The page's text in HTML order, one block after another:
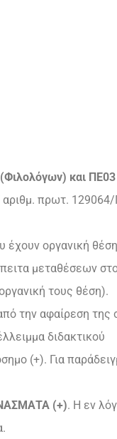
και ΠΕ03
πρωτ.
έχουν οργανική
μεταθέσεων
τους θέση).
την αφαίρεση της
διδακτικού
(+). Για
(+). Η εν